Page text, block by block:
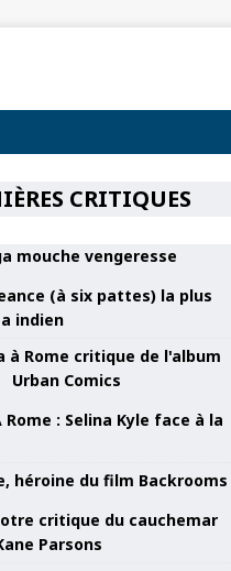
CRITIQUES
(à six pattes) la plus
indien
Rome : Selina Kyle face à la
critique du cauchemar
Parsons